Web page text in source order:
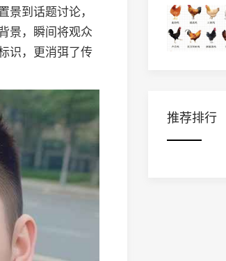
景到话题讨论，
景，瞬间将观众
识，更消弭了传
推荐排行